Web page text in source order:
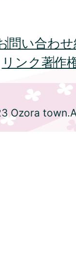
問い合わせ
リンク著作
Ozora